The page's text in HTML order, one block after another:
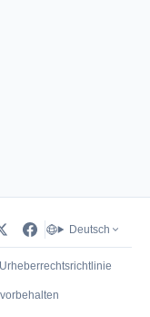
Deutsch
Urheberrechtsrichtlinie
in neuem Tab)